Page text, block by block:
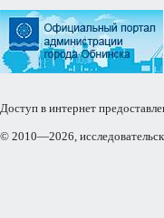
Доступ в интернет
© 2010—2026,